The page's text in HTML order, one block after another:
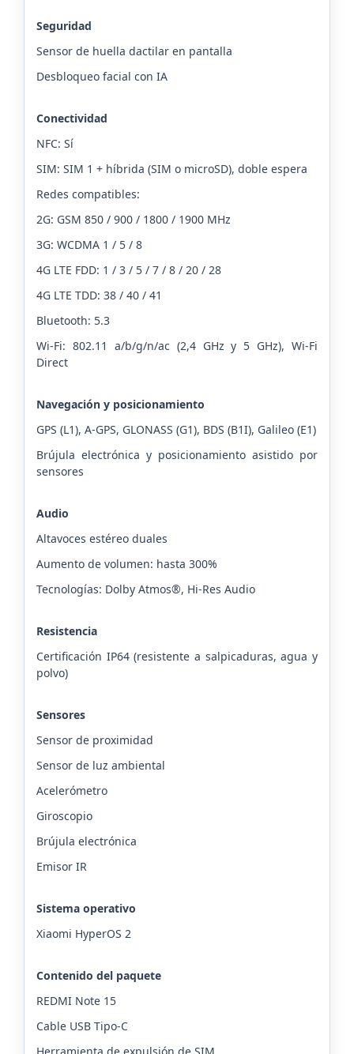
Seguridad
Sensor de huella dactilar en pantalla
Desbloqueo facial con IA
Conectividad
NFC: Sí
SIM: SIM 1 + híbrida (SIM o microSD), doble espera
Redes compatibles:
2G: GSM 850 / 900 / 1800 / 1900 MHz
3G: WCDMA 1 / 5 / 8
4G LTE FDD: 1 / 3 / 5 / 7 / 8 / 20 / 28
4G LTE TDD: 38 / 40 / 41
Bluetooth: 5.3
Wi-Fi: 802.11 a/b/g/n/ac (2,4 GHz y 5 GHz), Wi-Fi
Direct
Navegación y posicionamiento
GPS (L1), A-GPS, GLONASS (G1), BDS (B1I), Galileo (E1)
Brújula electrónica y posicionamiento asistido por
sensores
Audio
Altavoces estéreo duales
Aumento de volumen: hasta 300%
Tecnologías: Dolby Atmos®, Hi-Res Audio
Resistencia
Certificación IP64 (resistente a salpicaduras, agua y
polvo)
Sensores
Sensor de proximidad
Sensor de luz ambiental
Acelerómetro
Giroscopio
Brújula electrónica
Emisor IR
Sistema operativo
Xiaomi HyperOS 2
Contenido del paquete
REDMI Note 15
Cable USB Tipo-C
Herramienta de expulsión de SIM